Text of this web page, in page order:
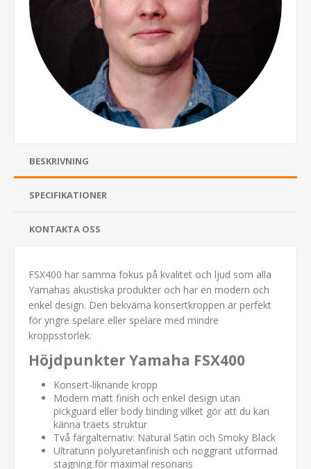
BESKRIVNING
SPECIFIKATIONER
KONTAKTA OSS
FSX400 har samma fokus på kvalitet och ljud som alla
Yamahas akustiska produkter och har en modern och
enkel design. Den bekväma konsertkroppen är perfekt
för yngre spelare eller spelare med mindre
kroppsstorlek.
Höjdpunkter Yamaha FSX400
Konsert-liknande kropp
Modern matt finish och enkel design utan
pickguard eller body binding vilket gör att du kan
känna träets struktur
Två färgalternativ: Natural Satin och Smoky Black
Ultratunn polyuretanfinish och noggrant utformad
stagning för maximal resonans